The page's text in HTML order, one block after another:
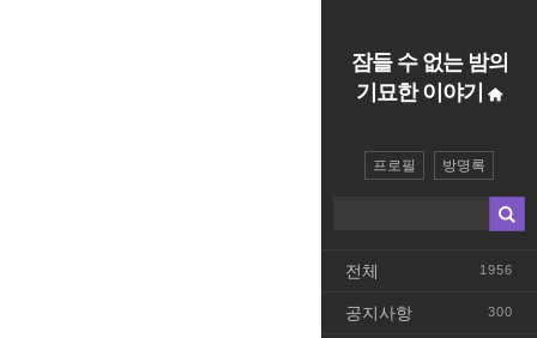
잠들 수 없는 밤의
기묘한 이야기
프로필 방명록
전체 1956
공지사항 300